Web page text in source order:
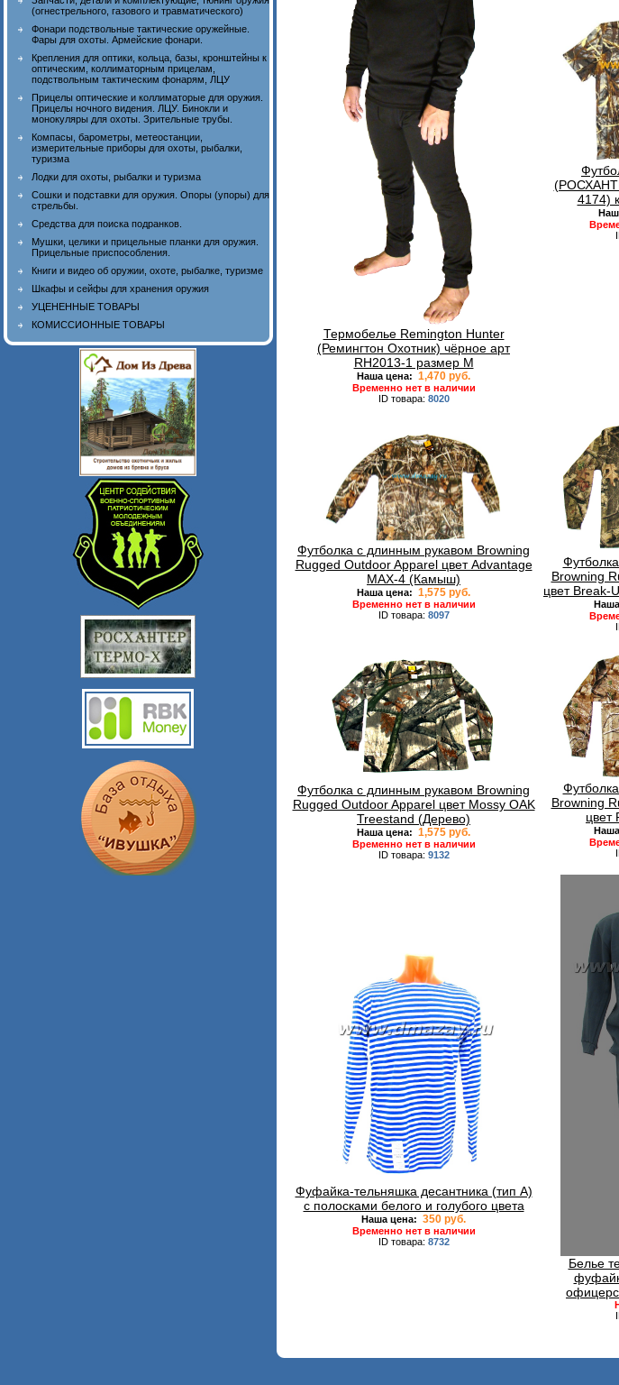
(огнестрельного, газового и травматического)
Фонари подствольные тактические оружейные.
Фары для охоты. Армейские фонари.
Крепления для оптики, кольца, базы, кронштейны к
оптическим, коллиматорным прицелам,
подствольным тактическим фонарям, ЛЦУ
Прицелы оптические и коллиматорые для оружия.
Прицелы ночного видения. ЛЦУ. Бинокли и
монокуляры для охоты. Зрительные трубы.
Компасы, барометры, метеостанции,
измерительные приборы для охоты, рыбалки,
туризма
Лодки для охоты, рыбалки и туризма
Сошки и подставки для оружия. Опоры (упоры) для
стрельбы.
Средства для поиска подранков.
Мушки, целики и прицельные планки для оружия.
Прицельные приспособления.
Книги и видео об оружии, охоте, рыбалке, туризме
Шкафы и сейфы для хранения оружия
УЦЕНЕННЫЕ ТОВАРЫ
КОМИССИОННЫЕ ТОВАРЫ
Термобелье Remington Hunter
(Ремингтон Охотник) чёрное арт
RH2013-1 размер М
Наша цена: 1,470 руб.
Временно нет в наличии
ID товара: 8020
4174)
Футболка с длинным рукавом Browning
Rugged Outdoor Apparel цвет Advantage
MAX-4 (Камыш)
Наша цена: 1,575 руб.
Временно нет в наличии
ID товара: 8097
Browning
цвет Break-
Футболка с длинным рукавом Browning
Rugged Outdoor Apparel цвет Mossy OAK
Treestand (Дерево)
Наша цена: 1,575 руб.
Временно нет в наличии
ID товара: 9132
Browning
цвет
Фуфайка-тельняшка десантника (тип А)
с полосками белого и голубого цвета
Наша цена: 350 руб.
Временно нет в наличии
ID товара: 8732
Белье